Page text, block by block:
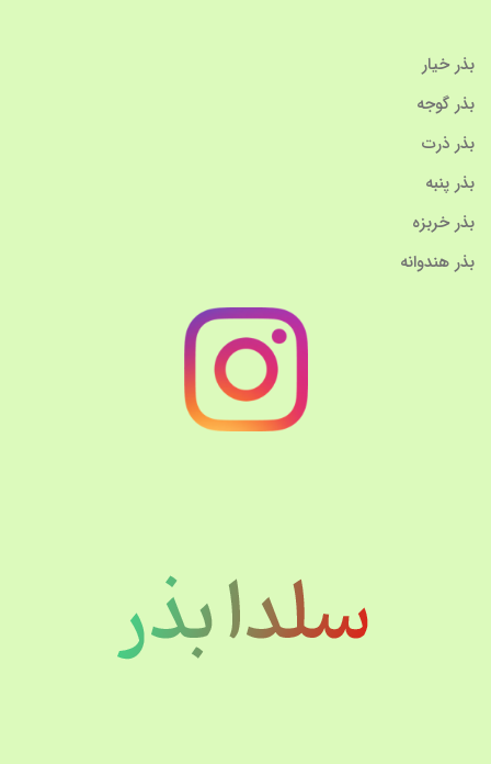
بذر خیار
بذر گوجه
بذر ذرت
بذر پنبه
بذر خربزه
بذر هندوانه